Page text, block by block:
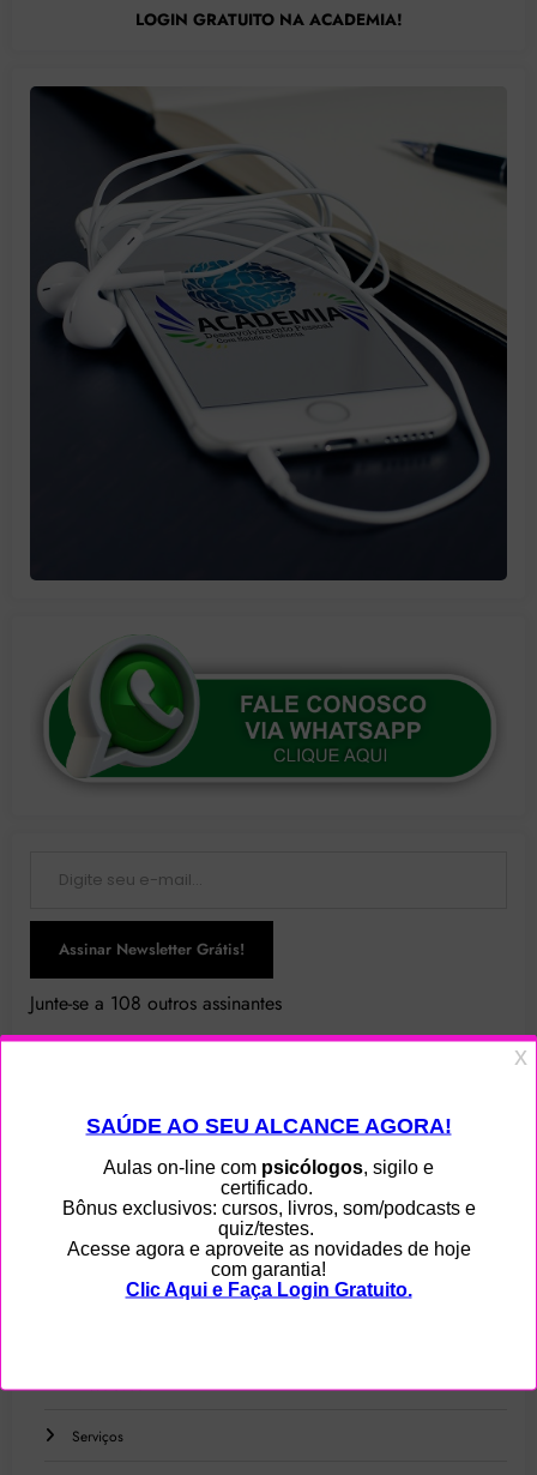
LOGIN GRATUITO NA ACADEMIA!
Assinar Newsletter Grátis!
Junte-se a 108 outros assinantes
Home
Privacidade
Serviços